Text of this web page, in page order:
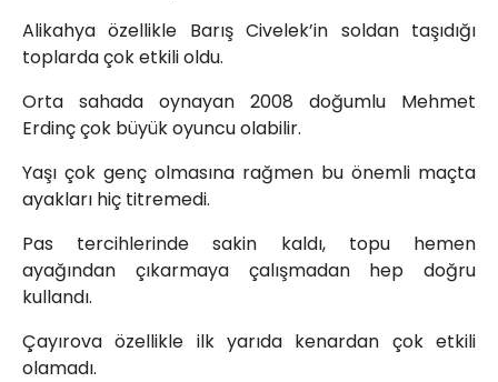
Alikahya özellikle Barış Civelek’in soldan taşıdığı
toplarda çok etkili oldu.
Orta sahada oynayan 2008 doğumlu Mehmet
Erdinç çok büyük oyuncu olabilir.
Yaşı çok genç olmasına rağmen bu önemli maçta
ayakları hiç titremedi.
Pas tercihlerinde sakin kaldı, topu hemen
ayağından çıkarmaya çalışmadan hep doğru
kullandı.
Çayırova özellikle ilk yarıda kenardan çok etkili
olamadı.